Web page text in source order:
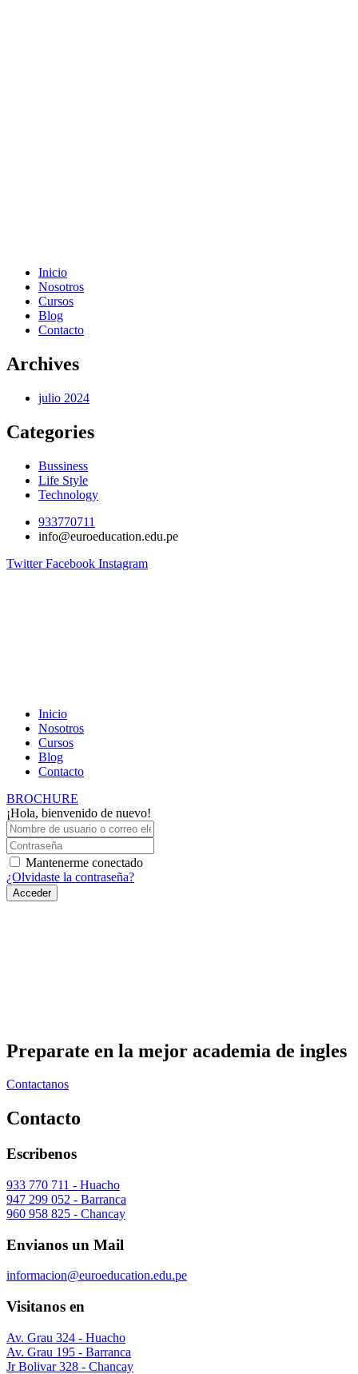
Inicio
Nosotros
Cursos
Blog
Contacto
Archives
julio 2024
Categories
Bussiness
Life Style
Technology
933770711
info@euroeducation.edu.pe
Twitter Facebook Instagram
Inicio
Nosotros
Cursos
Blog
Contacto
BROCHURE
¡Hola, bienvenido de nuevo!
Mantenerme conectado
¿Olvidaste la contraseña?
Acceder
Preparate en la mejor academia de ingles
Contactanos
Contacto
Escribenos
933 770 711 - Huacho
947 299 052 - Barranca
960 958 825 - Chancay
Envianos un Mail
informacion@euroeducation.edu.pe
Visitanos en
Av. Grau 324 - Huacho
Av. Grau 195 - Barranca
Jr Bolivar 328 - Chancay